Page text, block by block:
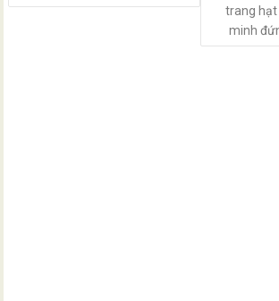
trang hạt
minh